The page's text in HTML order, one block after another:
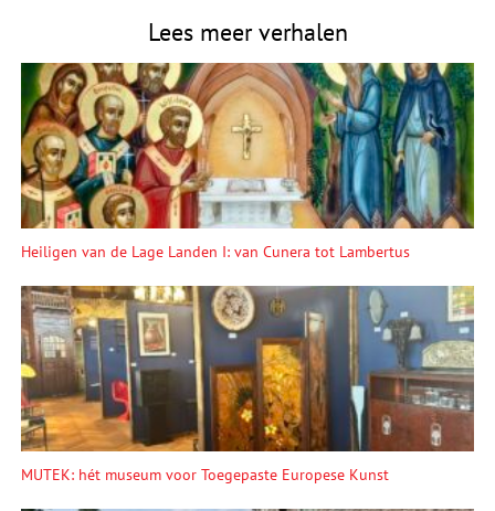
Lees meer verhalen
Heiligen van de Lage Landen I: van Cunera tot Lambertus
MUTEK: hét museum voor Toegepaste Europese Kunst